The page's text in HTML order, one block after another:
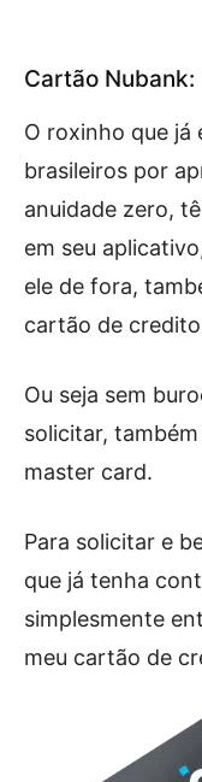
Cartão Nubank:
O roxinho que já
brasileiros por
anuidade zero,
em seu
ele de fora,
cartão de
Ou seja sem
solicitar,
master card.
Para solicitar e
que já tenha
simplesmente
meu cartão de